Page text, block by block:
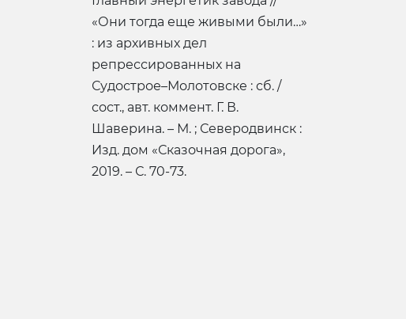
«Они тогда еще живыми были…»
: из архивных дел
репрессированных на
Судострое–Молотовске : сб. /
сост., авт. коммент. Г. В.
Шаверина. – М. ; Северодвинск :
Изд. дом «Сказочная дорога»,
2019. – С. 70-73.